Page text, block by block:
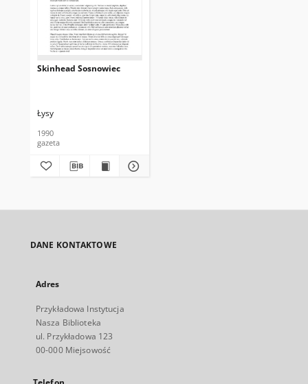
Skinhead Sosnowiec
Łysy
1990
gazeta
DANE KONTAKTOWE
Adres
Przykładowa Instytucja
Nasza Biblioteka
ul. Przykładowa 123
00-000 Miejsowość